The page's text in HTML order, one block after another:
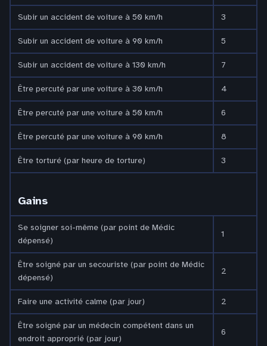
Subir un accident de voiture à 50 km/h 3
Subir un accident de voiture à 90 km/h 5
Subir un accident de voiture à 130 km/h 7
Être percuté par une voiture à 30 km/h 4
Être percuté par une voiture à 50 km/h 6
Être percuté par une voiture à 90 km/h 8
Être torturé (par heure de torture) 3
Gains
Se soigner soi-même (par point de Médic
dépensé)
1
Être soigné par un secouriste (par point de Médic
dépensé)
2
Faire une activité calme (par jour) 2
Être soigné par un médecin compétent dans un
endroit approprié (par jour)
6